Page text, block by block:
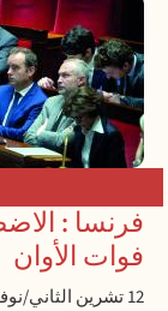
فرنسا :
فوات الأوان
12 تشرين الثاني/نوفمبر 2025